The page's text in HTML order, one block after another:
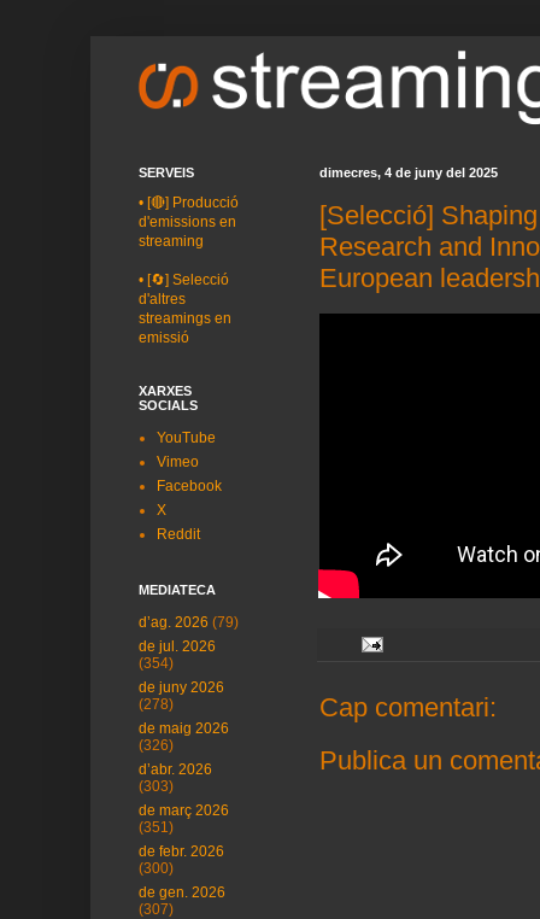
dimecres, 4 de juny del 2025
[Selecció]
Research and
European
Cap comentari:
Publica un
SERVEIS
• [🔴] Producció
d'emissions en
streaming
• [🔄] Selecció
d'altres
streamings en
emissió
XARXES
SOCIALS
YouTube
Vimeo
Facebook
X
Reddit
MEDIATECA
d’ag. 2026 (79)
de jul. 2026
(354)
de juny 2026
(278)
de maig 2026
(326)
d’abr. 2026
(303)
de març 2026
(351)
de febr. 2026
(300)
de gen. 2026
(307)